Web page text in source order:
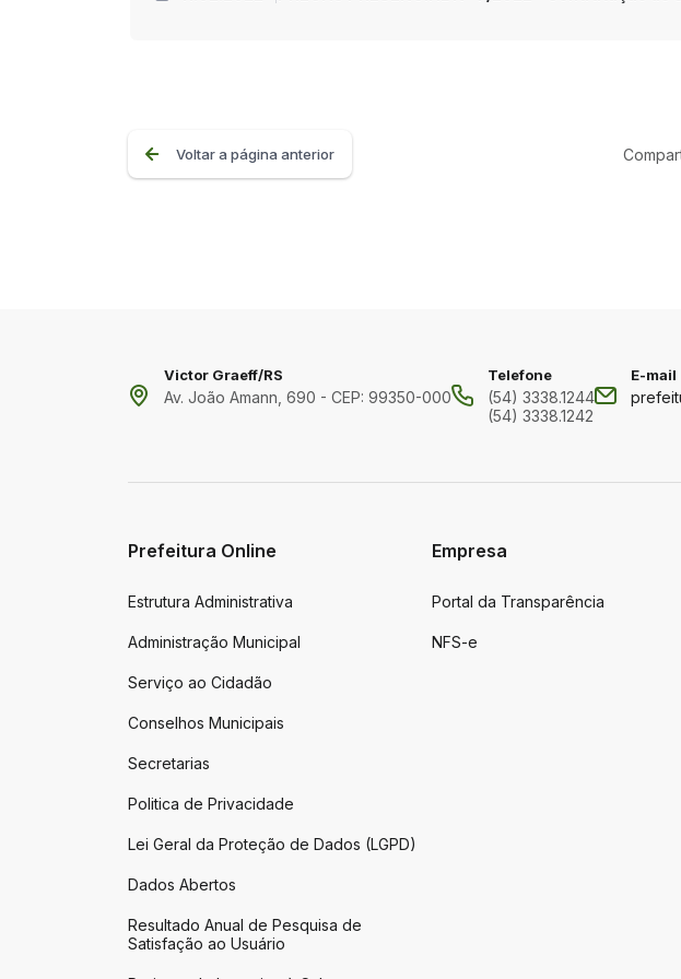
Voltar a página anterior
Victor Graeff/RS
Av. João Amann, 690 - CEP: 99350-000
Telefone
(54) 3338.1244
(54) 3338.1242
E-mail
Prefeitura Online
Estrutura Administrativa
Administração Municipal
Serviço ao Cidadão
Conselhos Municipais
Secretarias
Politica de Privacidade
Lei Geral da Proteção de Dados (LGPD)
Dados Abertos
Resultado Anual de Pesquisa de
Satisfação ao Usuário
Empresa
Portal da Transparência
NFS-e